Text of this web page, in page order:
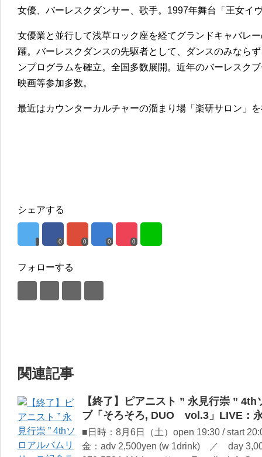
女優、バーレスクダンサー、歌手。1997年舞台「王女イ
女優業と並行して浅草ロック座を経てグランドキャバレ
躍。バーレスクダンスの先駆者として、ダンスのみなら
ンプログラムを確立。全国多数展開。近年のバーレスク
映画等参加多数。
最近はカウンターカルチャーの溜まり場「楽研サロン」
シェアする
0 0 0 0
フォローする
関連記事
【終了】ピアニスト ” 永見行崇 ”
ブ「そろそろ, DUO vol.3」LIVE：
■日時：8月6日（土）open 19:30 / start
金：adv 2,500yen (w 1drink) ／ day